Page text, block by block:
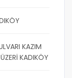
KAZIM
KADIKÖY